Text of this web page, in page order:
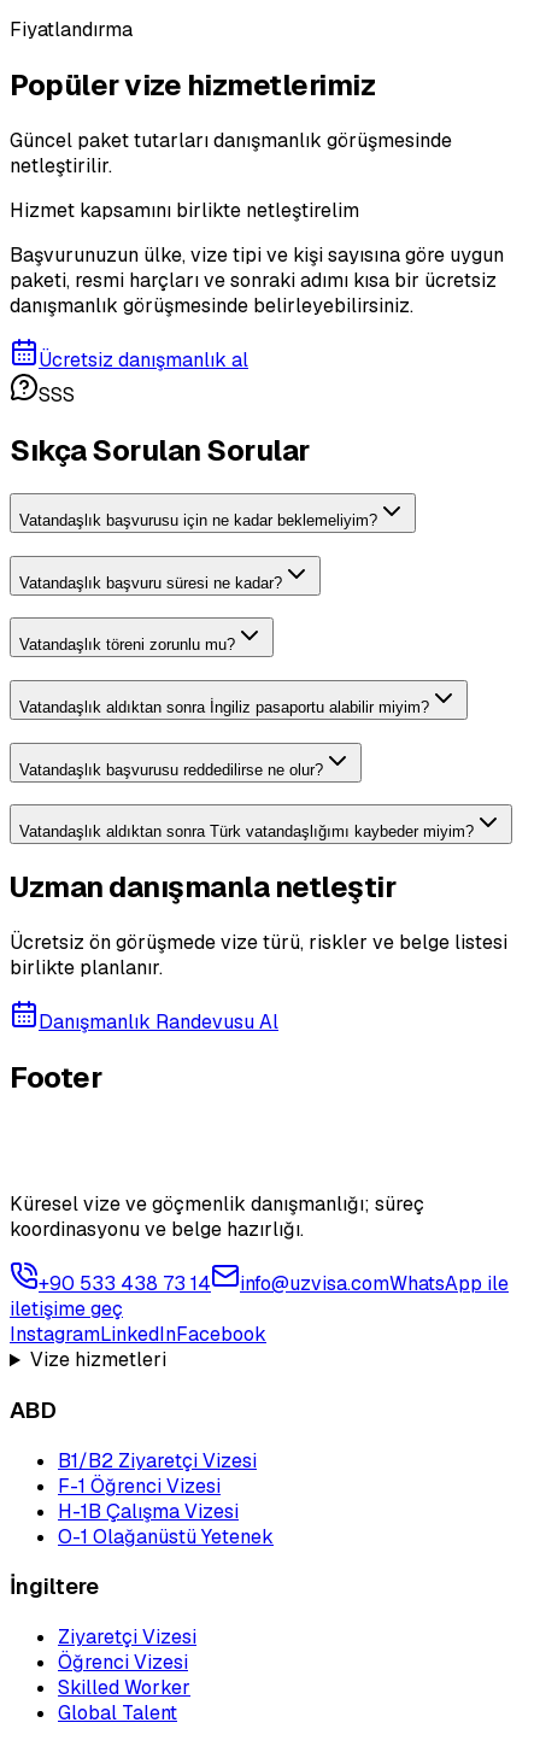
Fiyatlandırma
Popüler vize hizmetlerimiz
Güncel paket tutarları danışmanlık görüşmesinde
netleştirilir.
Hizmet kapsamını birlikte netleştirelim
Başvurunuzun ülke, vize tipi ve kişi sayısına göre uygun
paketi, resmi harçları ve sonraki adımı kısa bir ücretsiz
danışmanlık görüşmesinde belirleyebilirsiniz.
Ücretsiz danışmanlık al
SSS
Sıkça Sorulan Sorular
Vatandaşlık başvurusu için ne kadar beklemeliyim?
Vatandaşlık başvuru süresi ne kadar?
Vatandaşlık töreni zorunlu mu?
Vatandaşlık aldıktan sonra İngiliz pasaportu alabilir miyim?
Vatandaşlık başvurusu reddedilirse ne olur?
Vatandaşlık aldıktan sonra Türk vatandaşlığımı kaybeder miyim?
Uzman danışmanla netleştir
Ücretsiz ön görüşmede vize türü, riskler ve belge listesi
birlikte planlanır.
Danışmanlık Randevusu Al
Footer
Küresel vize ve göçmenlik danışmanlığı; süreç
koordinasyonu ve belge hazırlığı.
+90 533 438 73 14 info@uzvisa.comWhatsApp ile
iletişime geç
InstagramLinkedInFacebook
Vize hizmetleri
ABD
B1/B2 Ziyaretçi Vizesi
F-1 Öğrenci Vizesi
H-1B Çalışma Vizesi
O-1 Olağanüstü Yetenek
İngiltere
Ziyaretçi Vizesi
Öğrenci Vizesi
Skilled Worker
Global Talent